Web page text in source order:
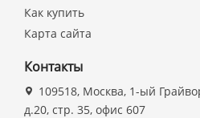
Как купить
Карта сайта
Контакты
109518, Москва, 1-ый
д.20, стр. 35, офис 607